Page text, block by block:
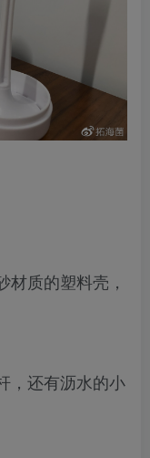
质的塑料壳，
，还有沥水的小